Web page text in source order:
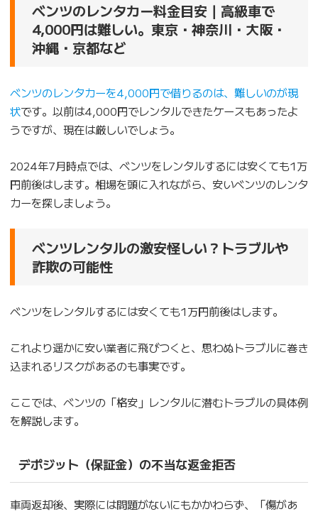
ベンツのレンタカー料金目安｜高級車で
4,000円は難しい。東京・神奈川・大阪・
沖縄・京都など
ベンツのレンタカーを4,000円で借りるのは、難しいのが現
状です。以前は4,000円でレンタルできたケースもあったよ
うですが、現在は厳しいでしょう。
2024年7月時点では、ベンツをレンタルするには安くても1万
円前後はします。相場を頭に入れながら、安いベンツのレンタ
カーを探しましょう。
ベンツレンタルの激安怪しい？トラブルや
詐欺の可能性
ベンツをレンタルするには安くても1万円前後はします。
これより遥かに安い業者に飛びつくと、思わぬトラブルに巻き
込まれるリスクがあるのも事実です。
ここでは、ベンツの「格安」レンタルに潜むトラブルの具体例
を解説します。
デポジット（保証金）の不当な返金拒否
車両返却後、実際には問題がないにもかかわらず、「傷があ